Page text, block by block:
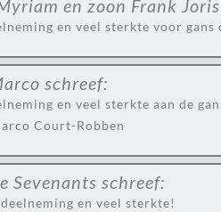
en zoon Frank Joris
en veel sterkte voor gans
schreef:
en veel sterkte aan de
Court-Robben
Sevenants schreef:
en veel sterkte!